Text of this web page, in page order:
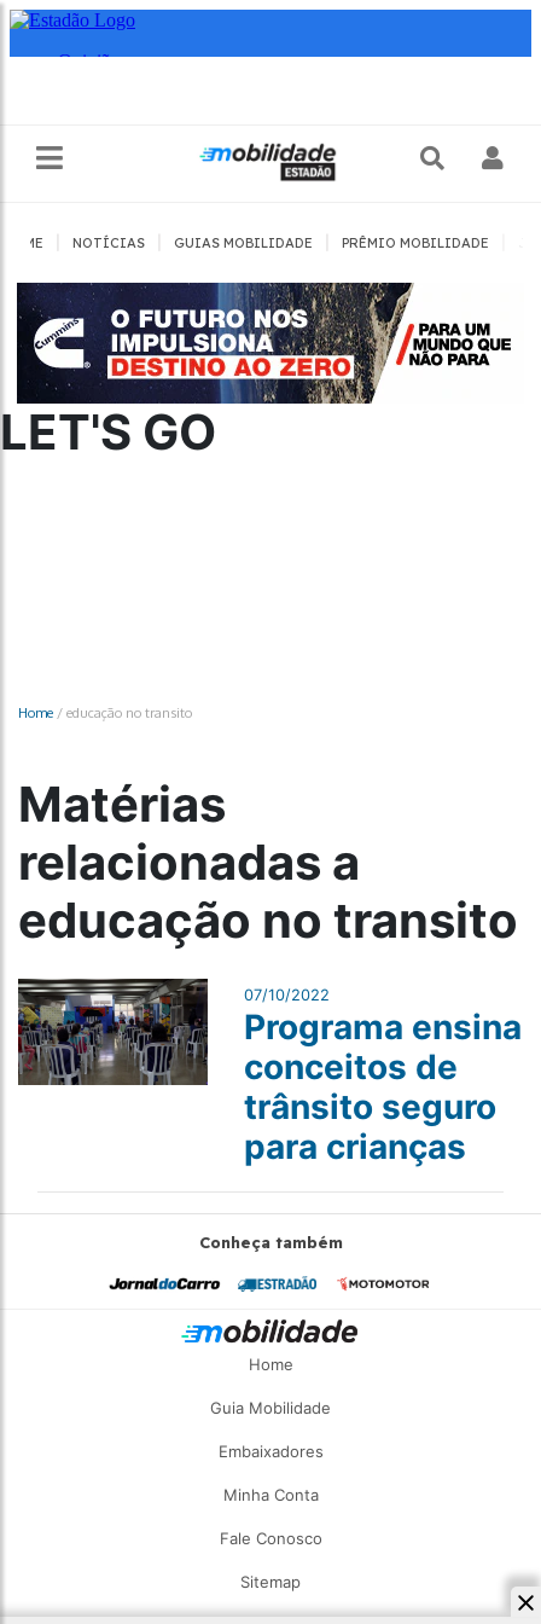
HOME NOTÍCIAS GUIAS MOBILIDADE PRÊMIO MOBILIDADE
LET'S GO
Home / educação no transito
Matérias
relacionadas a
educação no transito
07/10/2022
Programa ensina
conceitos de
trânsito seguro
para crianças
Conheça também
Home
Guia Mobilidade
Embaixadores
Minha Conta
Fale Conosco
Sitemap